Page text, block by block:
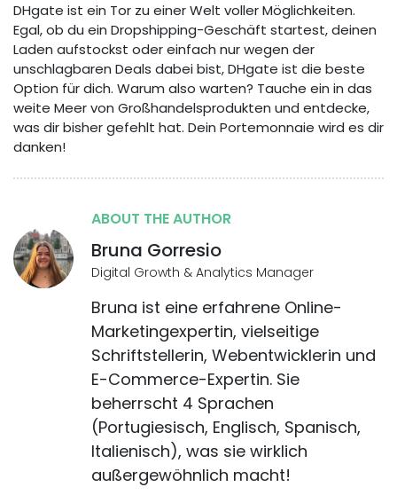
DHgate ist ein Tor zu einer Welt voller Möglichkeiten.
Egal, ob du ein Dropshipping-Geschäft startest, deinen
Laden aufstockst oder einfach nur wegen der
unschlagbaren Deals dabei bist, DHgate ist die beste
Option für dich. Warum also warten? Tauche ein in das
weite Meer von Großhandelsprodukten und entdecke,
was dir bisher gefehlt hat. Dein Portemonnaie wird es dir
danken!
ABOUT THE AUTHOR
Bruna Gorresio
Digital Growth & Analytics Manager
Bruna ist eine erfahrene Online-
Marketingexpertin, vielseitige
Schriftstellerin, Webentwicklerin und
E-Commerce-Expertin. Sie
beherrscht 4 Sprachen
(Portugiesisch, Englisch, Spanisch,
Italienisch), was sie wirklich
außergewöhnlich macht!